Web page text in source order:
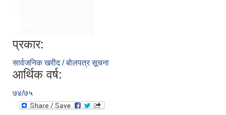
प्रकार:
सार्वजनिक खरीद / बोलपत्र सूचना
आर्थिक वर्ष:
७४/७५